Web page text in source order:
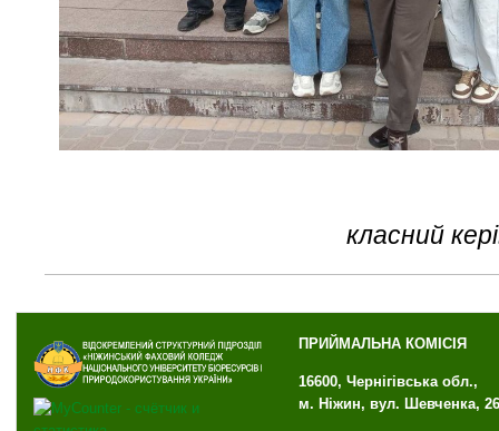
класний
ПРИЙМАЛЬНА КОМІСІЯ
16600, Чернігівська обл.,
м. Ніжин, вул. Шевченка, 26